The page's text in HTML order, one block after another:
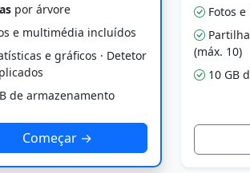
por árvore
e multimédia incluídos
e gráficos · Detetor
de armazenamento
Começar →
Fotos
(máx. 10)
10 GB